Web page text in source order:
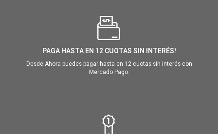
PAGA HASTA EN 12 CUOTAS SIN INTERÉS!
Desde Ahora puedes pagar hasta en 12 cuotas sin interés con
Mercado Pago.